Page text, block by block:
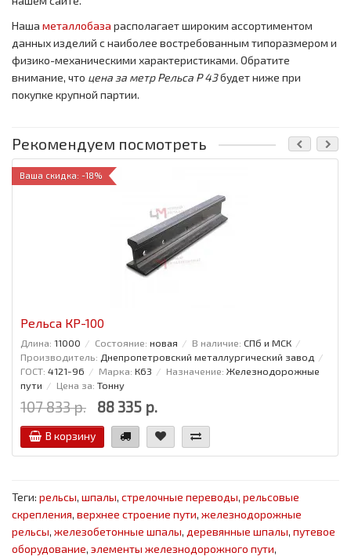
Наша металлобаза располагает широким ассортиментом
данных изделий с наиболее востребованным типоразмером и
физико-механическими характеристиками. Обратите
внимание, что цена за метрРельса Р 43будет ниже при
покупке крупной партии.
Рекомендуем посмотреть
Ваша скидка: -18%
Рельса КР-100
Длина: 11000 Состояние: новая В наличие: СПб и МСК
Производитель: Днепропетровский металлургический завод
ГОСТ: 4121-96 Марка: К63 Назначение: Железнодорожные
пути
Цена за: Тонну
107 833 р. 88 335 р.
В корзину
Теги: рельсы, шпалы, стрелочные переводы, рельсовые
скрепления, верхнее строение пути, железнодорожные
рельсы, железобетонные шпалы, деревянные шпалы, путевое
оборудование, элементы железнодорожного пути,